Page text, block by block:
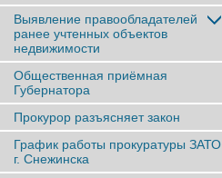
Выявление правообладателей
ранее учтенныx объектов
недвижимости
Общественная приёмная
Губернатора
Прокурор разъясняет закон
График работы прокуратуры ЗАТО
г. Снежинска